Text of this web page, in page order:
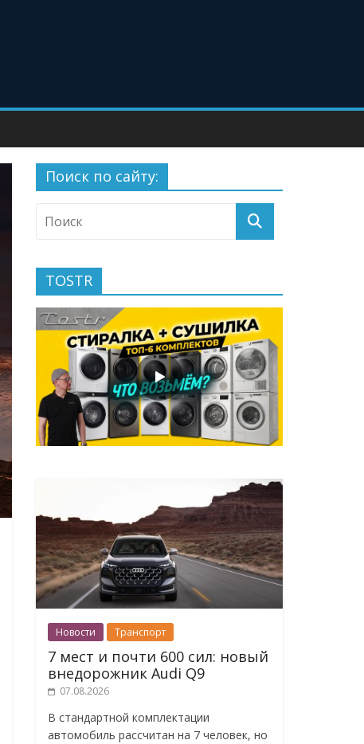
Поиск по сайту:
TOSTR
Новости Транспорт
7 мест и почти 600 сил: новый
внедорожник Audi Q9
07.08.2026
В стандартной комплектации
автомобиль рассчитан на 7 человек, но